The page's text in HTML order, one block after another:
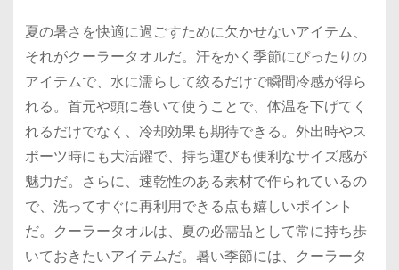
夏の暑さを快適に過ごすために欠かせないアイテム、
それがクーラータオルだ。汗をかく季節にぴったりの
アイテムで、水に濡らして絞るだけで瞬間冷感が得ら
れる。首元や頭に巻いて使うことで、体温を下げてく
れるだけでなく、冷却効果も期待できる。外出時やス
ポーツ時にも大活躍で、持ち運びも便利なサイズ感が
魅力だ。さらに、速乾性のある素材で作られているの
で、洗ってすぐに再利用できる点も嬉しいポイント
だ。クーラータオルは、夏の必需品として常に持ち歩
いておきたいアイテムだ。暑い季節には、クーラータ